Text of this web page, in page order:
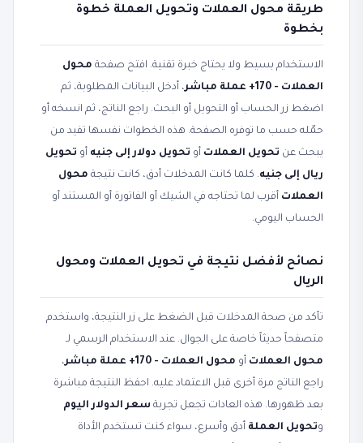
طريقة محول العملات وتحويل العملة خطوة
بخطوة
الاستخدام بسيط ولا يحتاج خبرة تقنية. افتح صفحة محول
العملات - 170+ عملة مباشر
، أدخل البيانات المطلوبة، ثم
اضغط زر الحساب أو التحويل أو البحث. راجع الناتج، ثم انسخه أو
حمّله حسب ما توفره الصفحة. هذه الخطوات نفسها تفيد من
يبحث عن تحويل العملات أو تحويل دولار إلى جنيه أو تحويل
ريال إلى جنيه. كلما كانت المدخلات أدق، كانت نتيجة محول
العملات أقرب لما تحتاجه في الشيك أو الفاتورة أو المستند أو
الحساب اليومي.
نصائح لأفضل نتيجة في تحويل العملات ومحول
الريال
تأكد من صحة المدخلات قبل الضغط على زر النتيجة، واستخدم
متصفحاً حديثاً خاصة على الجوال. عند الاستخدام الرسمي لـ
محول العملات أو محول العملات - 170+ عملة مباشر
،
راجع الناتج مرة أخرى قبل الاعتماد عليه. احفظ النتيجة مباشرة
بعد ظهورها. هذه العادات تجعل تجربة سعر الدولار اليوم
وتحويل العملة أدق وأسرع، سواء كنت تستخدم الأداة